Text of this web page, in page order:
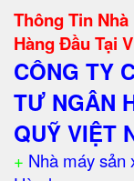
Thông Tin Nhà
Hàng Đầu Tại
CÔNG TY
TƯ NGÂN
QUỸ VIỆT
+ Nhà máy sản